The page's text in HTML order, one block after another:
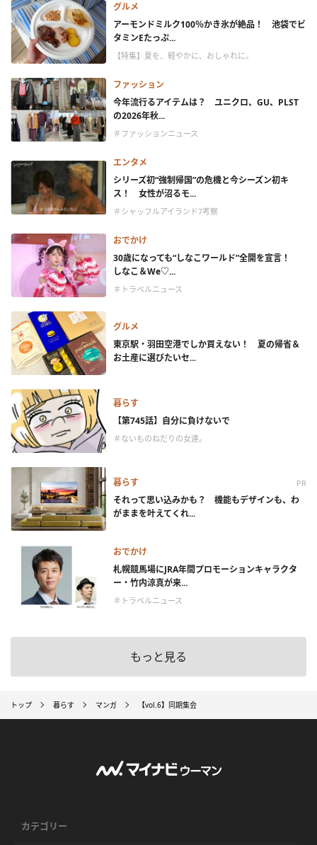
グルメ
アーモンドミルク100％かき氷が絶品！ 池袋でビ
タミンEたっぷ...
【特集】夏を、軽やかに、おしゃれに。
ファッション
今年流行るアイテムは？ ユニクロ、GU、PLST
の2026年秋...
＃ファッションニュース
エンタメ
シリーズ初“強制帰国”の危機と今シーズン初キ
ス！ 女性が沼るモ...
＃シャッフルアイランド7考察
おでかけ
30歳になっても“しなこワールド”全開を宣言！
しなこ＆We♡...
＃トラベルニュース
グルメ
東京駅・羽田空港でしか買えない！ 夏の帰省＆
お土産に選びたいセ...
暮らす
【第745話】自分に負けないで
＃ないものねだりの女達。
暮らす PR
それって思い込みかも？ 機能もデザインも、わ
がままを叶えてくれ...
おでかけ
札幌競馬場にJRA年間プロモーションキャラクタ
ー・竹内涼真が来...
＃トラベルニュース
もっと見る
トップ 暮らす マンガ 【vol.6】同期集会
カテゴリー